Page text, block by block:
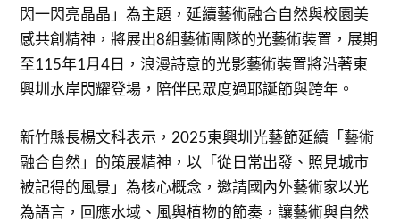
閃一閃亮晶晶」為主題，延續藝術融合自然與校園美
感共創精神，將展出8組藝術團隊的光藝術裝置，展期
至115年1月4日，浪漫詩意的光影藝術裝置將沿著東
興圳水岸閃耀登場，陪伴民眾度過耶誕節與跨年。
新竹縣長楊文科表示，2025東興圳光藝節延續「藝術
融合自然」的策展精神，以「從日常出發、照見城市
被記得的風景」為核心概念，邀請國內外藝術家以光
為語言，回應水域、風與植物的節奏，讓藝術與自然